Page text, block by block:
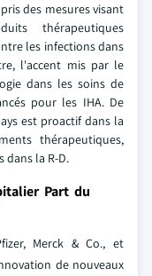
des mesures visant
thérapeutiques
les infections dans
l'accent mis par le
dans les soins de
pour les IHA. De
est proactif dans la
thérapeutiques,
la R-D.
Part du
Merck & Co., et
de nouveaux